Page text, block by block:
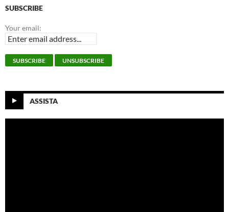
SUBSCRIBE
Your email:
ASSISTA